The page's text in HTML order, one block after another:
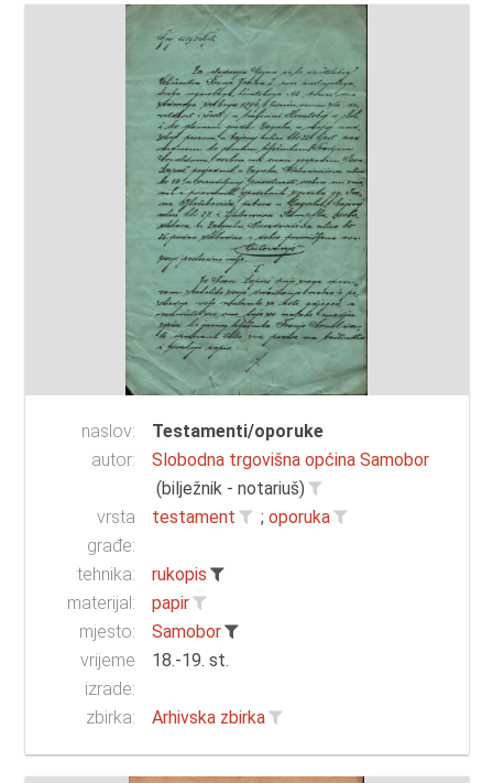
naslov:
Testamenti/oporuke
autor:
Slobodna trgovišna općina Samobor
(bilježnik - notariuš)
vrsta
građe:
testament ; oporuka
tehnika:
rukopis
materijal:
papir
mjesto:
Samobor
vrijeme
izrade:
18.-19. st.
zbirka: Arhivska zbirka